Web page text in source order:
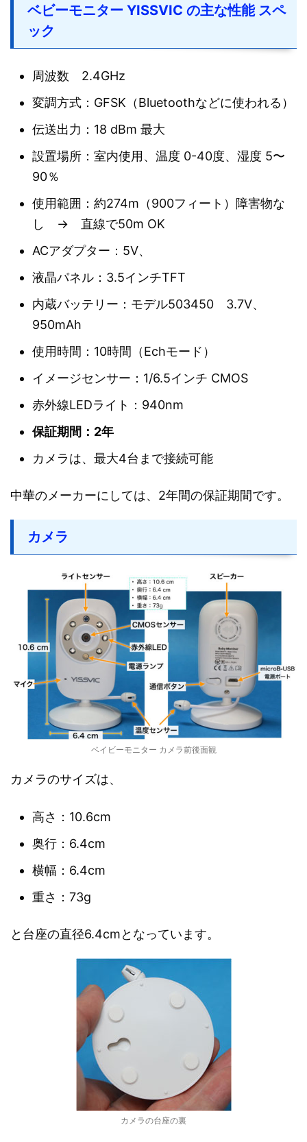
ベビーモニター YISSVIC の主な性能 スペ
ック
周波数 2.4GHz
変調方式：GFSK（Bluetoothなどに使われる）
伝送出力：18 dBm 最大
設置場所：室内使用、温度 0-40度、湿度 5〜
90％
使用範囲：約274m（900フィート）障害物な
し → 直線で50m OK
ACアダプター：5V、
液晶パネル：3.5インチTFT
内蔵バッテリー：モデル503450 3.7V、
950mAh
使用時間：10時間（Echモード）
イメージセンサー：1/6.5インチ CMOS
赤外線LEDライト：940nm
保証期間：2年
カメラは、最大4台まで接続可能
中華のメーカーにしては、2年間の保証期間です。
カメラ
ベイビーモニター カメラ前後面観
カメラのサイズは、
高さ：10.6cm
奥行：6.4cm
横幅：6.4cm
重さ：73g
と台座の直径6.4cmとなっています。
カメラの台座の裏